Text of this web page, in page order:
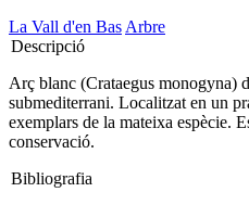
La Vall d'en Bas Arbre
Descripció
Arç blanc (Crataegus monogyna)
submediterrani. Localitzat en un
exemplars de la mateixa espècie.
conservació.
Bibliografia